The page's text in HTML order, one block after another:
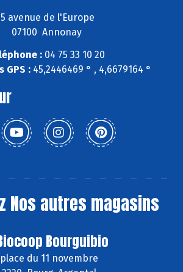
avenue de l'Europe
07100 Annonay
: 04 75 33 10 20
GPS : 45,2446469 ° , 4,6679164 °
Nos autres magasins
Bourguibio
du 11 novembre